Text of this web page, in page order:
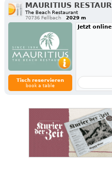
MAURITIUS
The Beach Restaurant
70736 Fellbach
2029 m
Tisch reservieren
book a table
Jetzt